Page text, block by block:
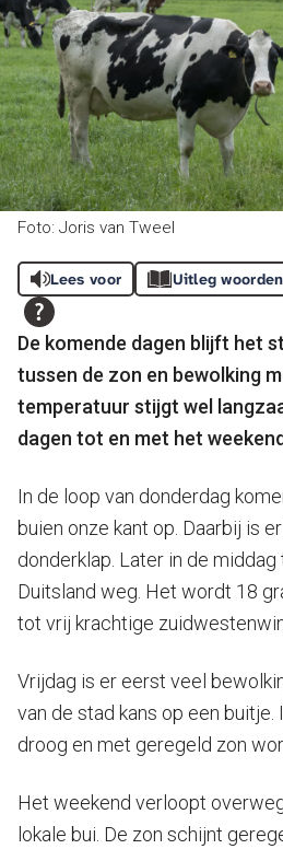
Foto: Joris van Tweel
Lees voor Uitleg woorden
De komende dagen blijft het
tussen de zon en bewolking
temperatuur stijgt wel
dagen tot en met het
In de loop van donderdag
buien onze kant op. Daarbij is
donderklap. Later in de
Duitsland weg. Het wordt 18
tot vrij krachtige
Vrijdag is er eerst veel
van de stad kans op een
droog en met geregeld zon
Het weekend verloopt
lokale bui. De zon schijnt